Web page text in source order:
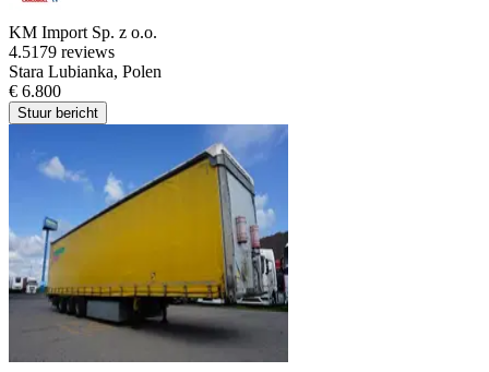
KM Import Sp. z o.o.
4.5179 reviews
Stara Lubianka, Polen
€ 6.800
Stuur bericht